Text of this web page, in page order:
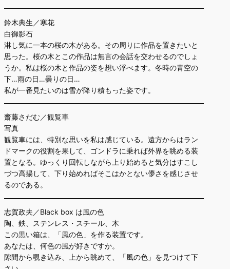
鈴木典生／寒花
白御影石
淋し気に一本の桜の木がある。その周りに作品を置きたいと
思った。桜の木とこの作品は無言の会話を交わせるのでしょ
うか。私は桜の木と作品の姿を想い浮べます。冬時の青空の
下…雨の日…曇りの日…
私が一番見たいのは雪が降り積もった姿です。
齋藤さだむ／観覧車
写真
観覧車には、特別な思いを私は感じている。遠方からはラン
ドマークの役割を果して、ゴンドラに乗れば外界を眺める装
置となる。ゆっくり回転しながら上り始めると気分はすこし
づつ高揚して、下り始めればそこはかとない儚さを感じさせ
るのである。
志賀政夫／Black box は風の色
陶、鉄、ステンレス・スチール、木
この黒い箱は、「風の色」を作る装置です。
あなたは、何色の風が好きですか。
隙間から覗き込み、上から眺めて、「風の色」を見つけて下